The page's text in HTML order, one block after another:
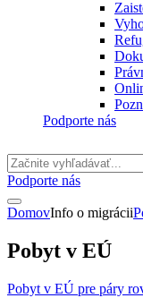
Podporte nás
Podporte nás
DomovInfo o migrácii
Pobyt v EÚ
Pobyt v EÚ pre páry